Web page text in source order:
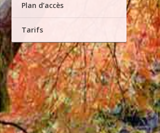
Plan d’accès
Tarifs